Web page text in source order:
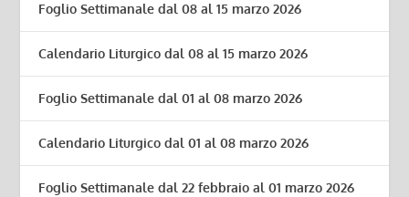
Foglio Settimanale dal 08 al 15 marzo 2026
Calendario Liturgico dal 08 al 15 marzo 2026
Foglio Settimanale dal 01 al 08 marzo 2026
Calendario Liturgico dal 01 al 08 marzo 2026
Foglio Settimanale dal 22 febbraio al 01 marzo 2026